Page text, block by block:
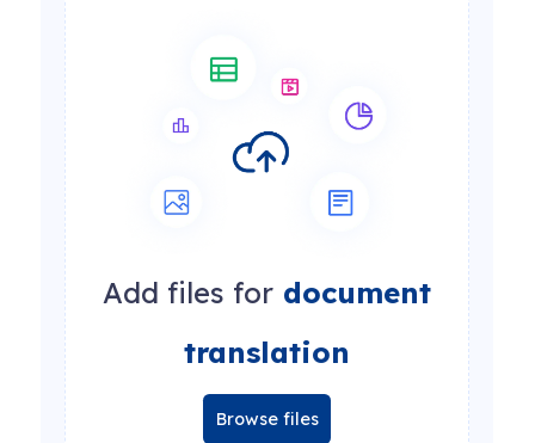
Add files for document
translation
Browse files